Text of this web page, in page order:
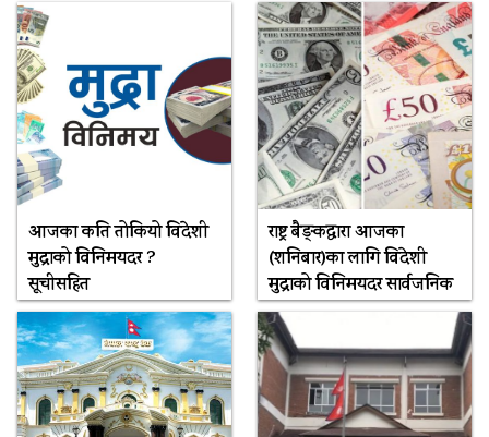
आजका कति तोकियो विदेशी
मुद्राको विनिमयदर ?
सूचीसहित
राष्ट्र बैङ्कद्वारा आजका
(शनिबार)का लागि विदेशी
मुद्राको विनिमयदर सार्वजनिक